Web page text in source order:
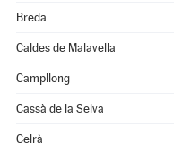
Breda
Caldes de Malavella
Campllong
Cassà de la Selva
Celrà